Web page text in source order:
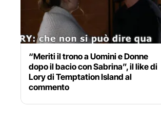
“Meriti il trono a Uomini e Donne
dopo il bacio con Sabrina”, il like di
Lory di Temptation Island al
commento